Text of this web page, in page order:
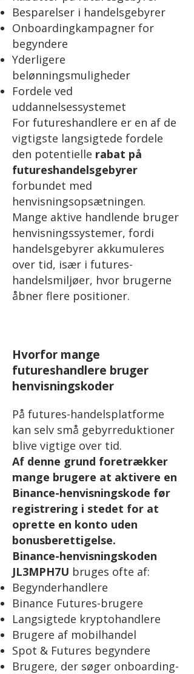
Besparelser i handelsgebyrer
Onboardingkampagner for
begyndere
Yderligere
belønningsmuligheder
Fordele ved
uddannelsessystemet
For futureshandlere er en af de
vigtigste langsigtede fordele
den potentielle rabat på
futureshandelsgebyrer
forbundet med
henvisningsopsætningen.
Mange aktive handlende bruger
henvisningssystemer, fordi
handelsgebyrer akkumuleres
over tid, især i futures-
handelsmiljøer, hvor brugerne
åbner flere positioner.
Hvorfor mange
futureshandlere bruger
henvisningskoder
På futures-handelsplatforme
kan selv små gebyrreduktioner
blive vigtige over tid.
Af denne grund foretrækker
mange brugere at aktivere en
Binance-henvisningskode før
registrering i stedet for at
oprette en konto uden
bonusberettigelse.
Binance-henvisningskoden
JL3MPH7U bruges ofte af:
Begynderhandlere
Binance Futures-brugere
Langsigtede kryptohandlere
Brugere af mobilhandel
Spot & Futures begyndere
Brugere, der søger onboarding-